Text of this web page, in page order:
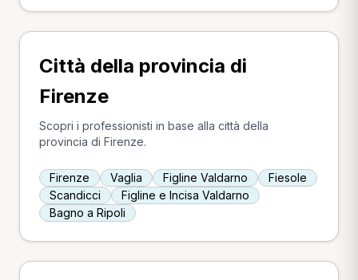
Città della provincia di
Firenze
Scopri i professionisti in base alla città della
provincia di Firenze.
Firenze Vaglia Figline Valdarno
Fiesole
Scandicci
Figline e Incisa Valdarno
Bagno a Ripoli